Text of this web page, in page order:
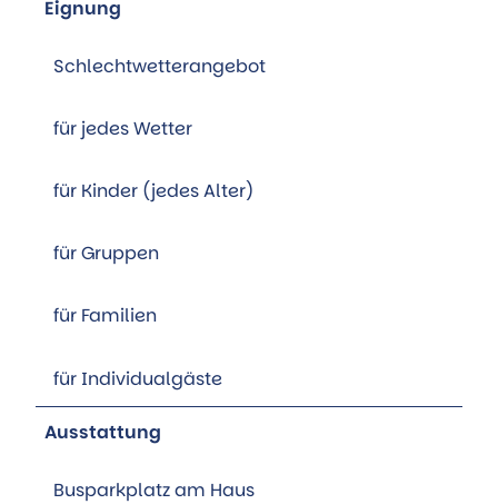
Eignung
Schlechtwetterangebot
für jedes Wetter
für Kinder (jedes Alter)
für Gruppen
für Familien
für Individualgäste
Ausstattung
Busparkplatz am Haus